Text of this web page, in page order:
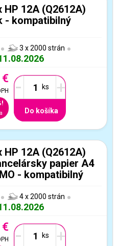
HP 12A (Q2612A)
- kompatibilný
3 x 2000 strán
- +
Do košíka
HP 12A (Q2612A)
papier A4
- kompatibilný
4 x 2000 strán
- +